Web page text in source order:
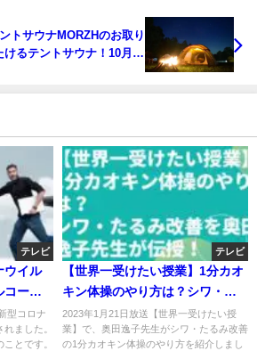
トサウナMORZHのお取り
るテントサウナ！10月29
テレビ
ウイル
コール
型コロナ
ました。
とです。
テレビ
【世界一受けたい授業】1分カオ
キン体操のやり方は？シワ・た
るみ改善を奥田逸子先生が伝
授！
2023年1月21日放送【世界一受けたい授
業】で、奥田逸子先生がシワ・たるみ改善
の1分カオキン体操のやり方を紹介しまし